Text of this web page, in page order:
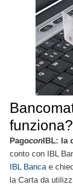
funziona?
Pagocon IBL: la
conto con IBL
IBL Bancae
la Carta da